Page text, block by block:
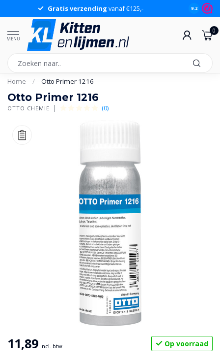
Gratis verzending vanaf €125,- 9.2
MENU
0
Home / Otto Primer 1216
Otto Primer 1216
OTTO CHEMIE (0)
11,89 Incl. btw Op voorraad